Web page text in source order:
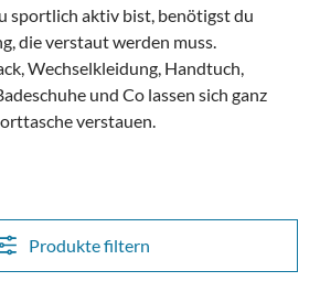
sportlich aktiv bist, benötigst du
die verstaut werden muss.
Wechselkleidung, Handtuch,
und Co lassen sich ganz
verstauen.
Produkte filtern